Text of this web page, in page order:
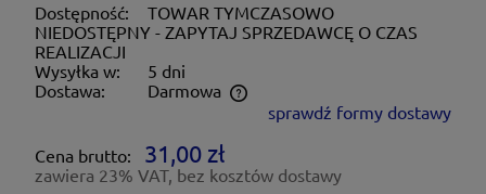
Dostępność:
TOWAR TYMCZASOWO
NIEDOSTĘPNY - ZAPYTAJ SPRZEDAWCĘ O CZAS
REALIZACJI
Wysyłka w:
5 dni
Dostawa:
Darmowa
Cena nie zawiera ewentualnych kosztów płatności
sprawdź formy dostawy
Cena brutto:
31,00 zł
zawiera 23% VAT, bez kosztów dostawy